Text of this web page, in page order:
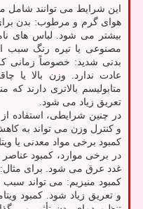
این شرایط می توانند شامل
هوای گرم و مرطوب: بدن
بیشتر می شود. لباس های
مصنوعی یا تیره رنگ سبب
بدنی شدید: خصوصاً زمانی
عادت ندارد. وزن بالا یا
متابولیسم بالاتری دارند که
تعریق زیاد می شود.
در چنین شرایطی، استفاده
و کنترل وزن می تواند به
کمبود برخی مواد معدنی یا
در برخی موارد، کمبود
غدد عرق می شود. برای مثال:
کمبود منیزیم: می تواند
و تعریق زیاد شود. کمبود